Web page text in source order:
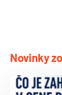
Novinky